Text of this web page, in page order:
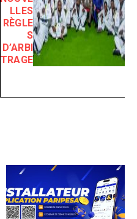
LLES
RÈGLE
S
D’ARBI
TRAGE